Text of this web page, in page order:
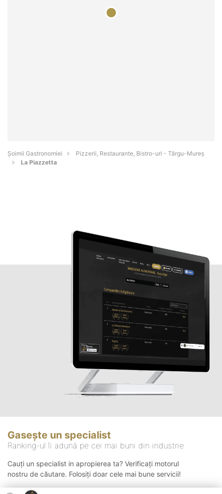
Șoimii Gastronomiei
Pizzerii, Restaurante, Bistro-uri - Târgu-Mureş
La Piazzetta
Gasește un specialist
Ranking-ul îi adună pe cei mai buni din industrie
Cauți un specialist in apropierea ta? Verificați motorul
nostru de căutare. Folosiți doar cele mai bune servicii!